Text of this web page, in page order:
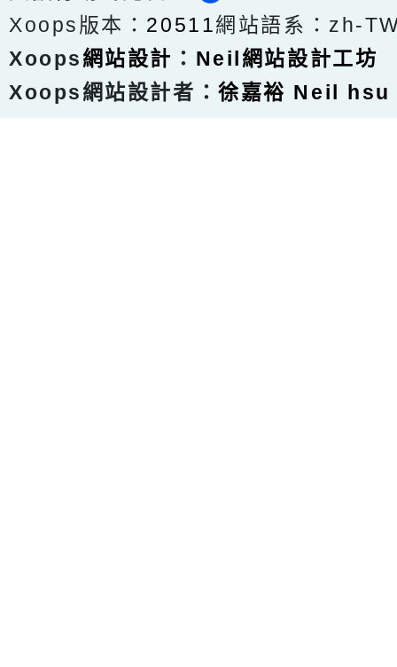
Xoops版本： 20511網站語系：zh-
Xoops網站設計 ： Neil網站設計工坊
Xoops網站設計者：徐嘉裕 Neil hsu